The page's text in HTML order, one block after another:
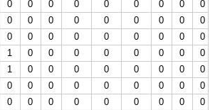
0 0 0 0 0 0 0 0
0
0 0 0 0 0 0 0 0
0
0 0 0 0 0 0 0 0
0
1 0 0 0 0 0 0 0
0
1 0 0 0 0 0 0 0
0
0 0 0 0 0 0 0 0
0
0 0 0 0 0 0 0 0
0